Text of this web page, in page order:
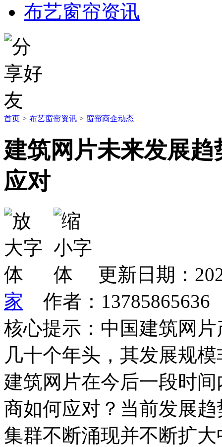
布艺窗帘资讯
首页 > 布艺窗帘资讯 > 窗帘商企动态
建筑网片未来发展
应对
更新日期：
家 作者：
核心提示：中国建筑网
几十个年头，其发展规
建筑网片在今后一段时
商如何应对？当前发展
集群不断涌现并不断扩